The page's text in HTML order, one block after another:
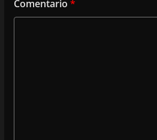
Comentario *